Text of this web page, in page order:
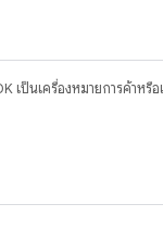
เป็นเครื่องหมายการค้าหรื